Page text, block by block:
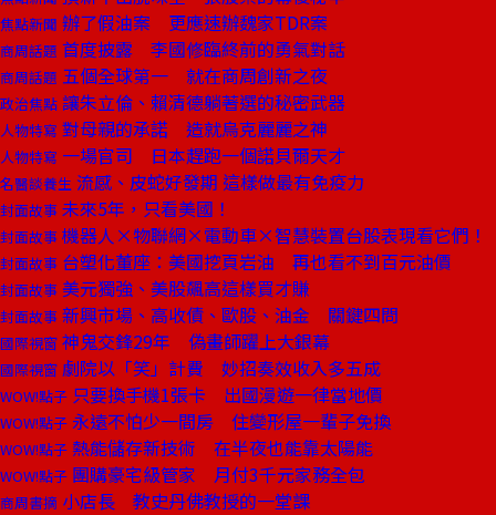
焦點新聞 辦了假油案 更應速辦魏家TDR案
商周話題 首度披露 李國修臨終前的勇氣對話
商周話題 五個全球第一 就在商周創新之夜
政治焦點 讓朱立倫、賴清德躺著選的秘密武器
人物特寫 對母親的承諾 造就烏克麗麗之神
人物特寫 一場官司 日本趕跑一個諾貝爾天才
名醫談養生 流感、皮蛇好發期 這樣做最有免疫力
封面故事 未來5年，只看美國！
封面故事 機器人×物聯網×電動車×智慧裝置台股表現看它們！
封面故事 台塑化董座：美國挖頁岩油 再也看不到百元油價
封面故事 美元獨強、美股飆高這樣買才賺
封面故事 新興市場、高收債、歐股、油金 關鍵四問
國際視窗 神鬼交鋒29年 偽畫師躍上大銀幕
國際視窗 劇院以「笑」計費 妙招奏效收入多五成
WOW!點子 只要換手機1張卡 出國漫遊一律當地價
WOW!點子 永遠不怕少一間房 住變形屋一輩子免換
WOW!點子 熱能儲存新技術 在半夜也能靠太陽能
WOW!點子 團購豪宅級管家 月付3千元家務全包
商周書摘 小店長 教史丹佛教授的一堂課